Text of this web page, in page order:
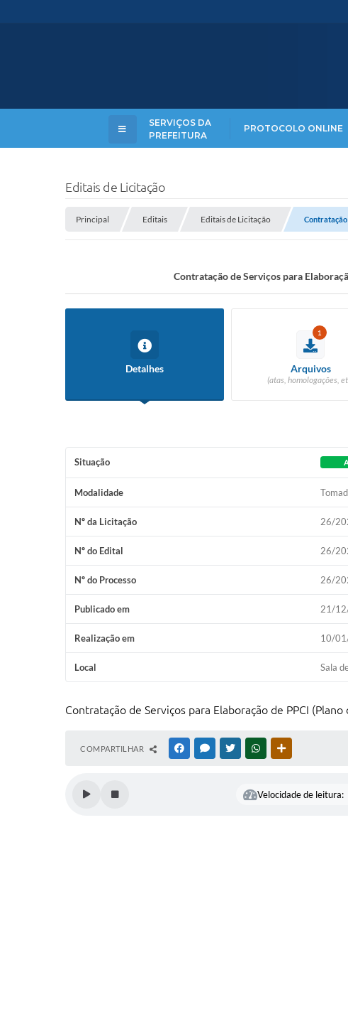
SERVIÇOS DA
PREFEITURA
PROTOCOLO ONLINE
Editais de Licitação
Principal Editais Editais de Licitação Contratação
Contratação de Serviços para
Detalhes
1
Arquivos
(atas, homologações,
Situação
Modalidade
Nº da Licitação 26/
Nº do Edital 26/
Nº do Processo 26/
Publicado em 21/
Realização em 10/
Local Sala
Contratação de Serviços para Elaboração de PPCI
COMPARTILHAR FACEBOOKMESSENGER
TWITTERWHATSAPP
Velocidade de leitura: